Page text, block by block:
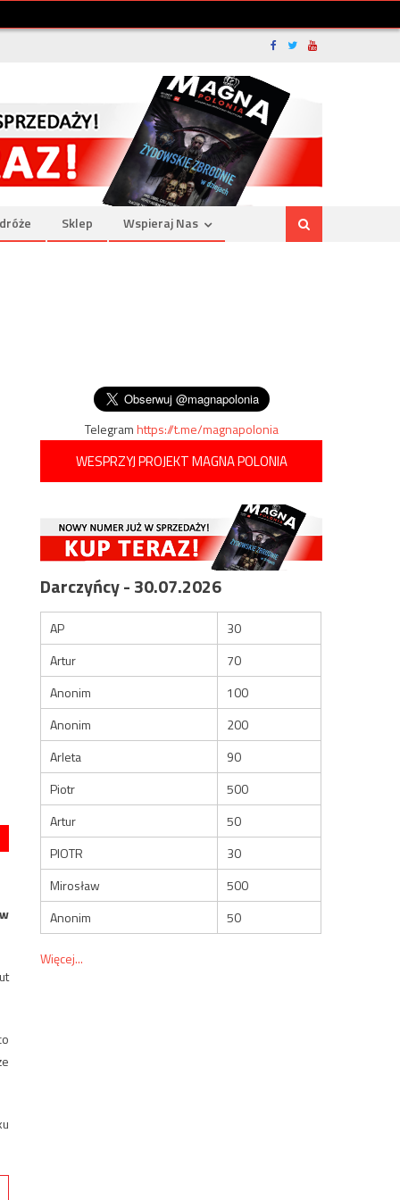
Sklep Wspieraj Nas
Telegramhttps://t.me/magnapolonia
WESPRZYJ PROJEKT MAGNA POLONIA
Darczyńcy - 30.07.2026
AP
30
Artur
70
Anonim
100
Anonim
200
Arleta
90
Piotr
500
Artur
50
PIOTR
30
Mirosław
500
Anonim
50
Więcej...